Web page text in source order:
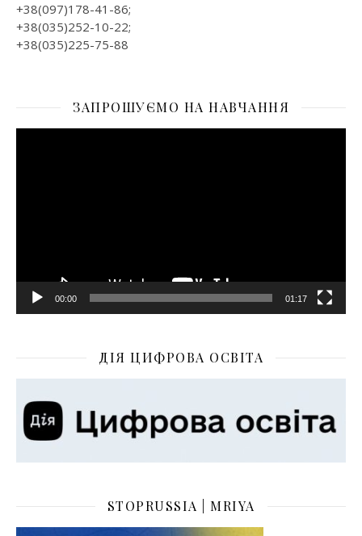
+38(097)178-41-86;
+38(035)252-10-22;
+38(035)225-75-88
ЗАПРОШУЄМО НА НАВЧАННЯ
00:00 01:17
ДІЯ ЦИФРОВА ОСВІТА
STOPRUSSIA | MRIYA